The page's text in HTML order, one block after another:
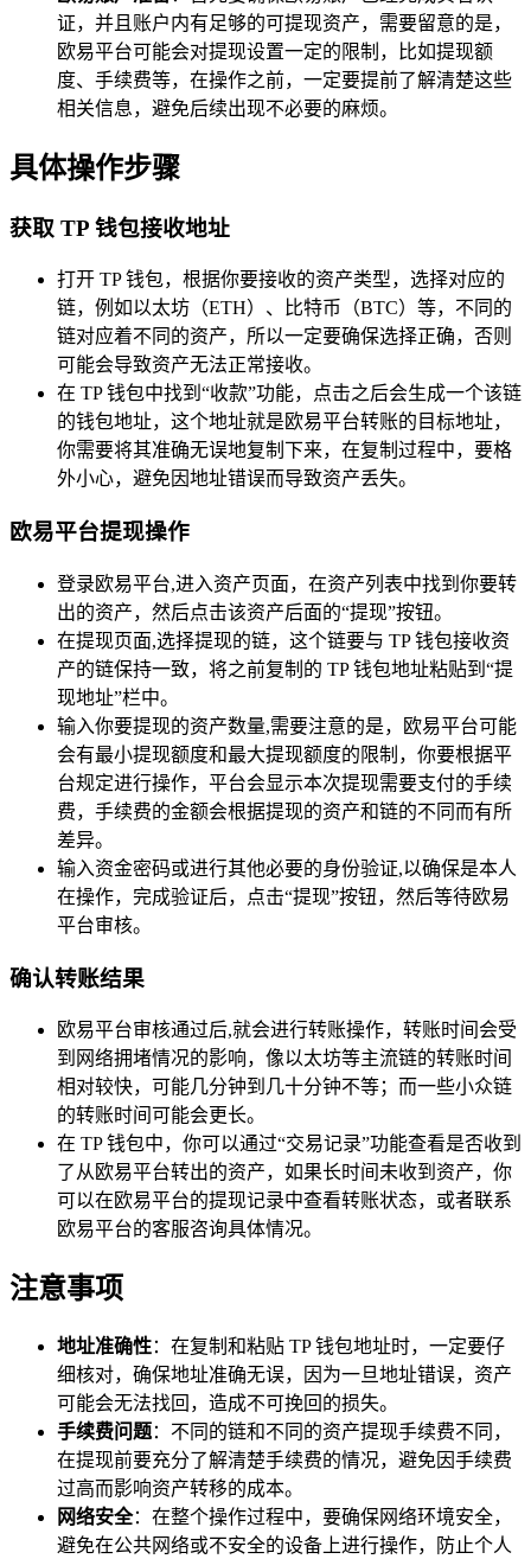
证，并且账户内有足够的可提现资产，需要留意的是，
欧易平台可能会对提现设置一定的限制，比如提现额
度、手续费等，在操作之前，一定要提前了解清楚这些
相关信息，避免后续出现不必要的麻烦。
具体操作步骤
获取 TP 钱包接收地址
打开 TP 钱包，根据你要接收的资产类型，选择对应的
链，例如以太坊（ETH）、比特币（BTC）等，不同的
链对应着不同的资产，所以一定要确保选择正确，否则
可能会导致资产无法正常接收。
在 TP 钱包中找到“收款”功能，点击之后会生成一个该链
的钱包地址，这个地址就是欧易平台转账的目标地址，
你需要将其准确无误地复制下来，在复制过程中，要格
外小心，避免因地址错误而导致资产丢失。
欧易平台提现操作
登录欧易平台,进入资产页面，在资产列表中找到你要转
出的资产，然后点击该资产后面的“提现”按钮。
在提现页面,选择提现的链，这个链要与 TP 钱包接收资
产的链保持一致，将之前复制的 TP 钱包地址粘贴到“提
现地址”栏中。
输入你要提现的资产数量,需要注意的是，欧易平台可能
会有最小提现额度和最大提现额度的限制，你要根据平
台规定进行操作，平台会显示本次提现需要支付的手续
费，手续费的金额会根据提现的资产和链的不同而有所
差异。
输入资金密码或进行其他必要的身份验证,以确保是本人
在操作，完成验证后，点击“提现”按钮，然后等待欧易
平台审核。
确认转账结果
欧易平台审核通过后,就会进行转账操作，转账时间会受
到网络拥堵情况的影响，像以太坊等主流链的转账时间
相对较快，可能几分钟到几十分钟不等；而一些小众链
的转账时间可能会更长。
在 TP 钱包中，你可以通过“交易记录”功能查看是否收到
了从欧易平台转出的资产，如果长时间未收到资产，你
可以在欧易平台的提现记录中查看转账状态，或者联系
欧易平台的客服咨询具体情况。
注意事项
地址准确性：在复制和粘贴 TP 钱包地址时，一定要仔
细核对，确保地址准确无误，因为一旦地址错误，资产
可能会无法找回，造成不可挽回的损失。
手续费问题：不同的链和不同的资产提现手续费不同，
在提现前要充分了解清楚手续费的情况，避免因手续费
过高而影响资产转移的成本。
网络安全：在整个操作过程中，要确保网络环境安全，
避免在公共网络或不安全的设备上进行操作，防止个人